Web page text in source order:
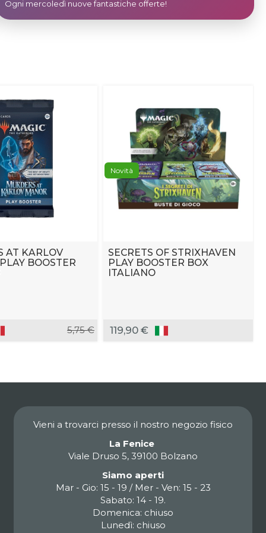
Ogni mercoledì nuove fantastiche offerte!
AT KARLOV
BOOSTER
5,75 €
Novità
SECRETS OF STRIXHAVEN
PLAY BOOSTER BOX
ITALIANO
119,90 €
Vieni a trovarci presso il nostro negozio fisico
La Fenice
Viale Druso 5, 39100 Bolzano
Siamo aperti
Mar - Gio: 15 - 19 / Mer - Ven: 15 - 23
Sabato: 14 - 19.
Domenica: chiuso
Lunedì: chiuso